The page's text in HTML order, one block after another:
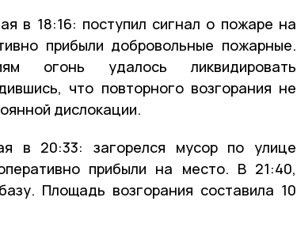
в 18:16: поступил сигнал о пожаре на
прибыли добровольные пожарные.
огонь удалось ликвидировать
что повторного возгорания не
дислокации.
в 20:33: загорелся мусор по улице
прибыли на место. В 21:40,
Площадь возгорания составила 10